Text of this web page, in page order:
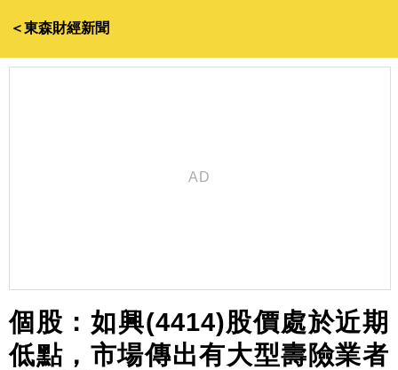
＜東森財經新聞
個股：如興(4414)股價處於近期
低點，市場傳出有大型壽險業者